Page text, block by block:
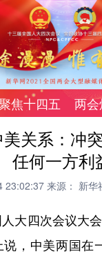
焦十四五 两
关系：冲
任何一方利
23:02:37 来源： 新华
四次会议大会
，中美两国在